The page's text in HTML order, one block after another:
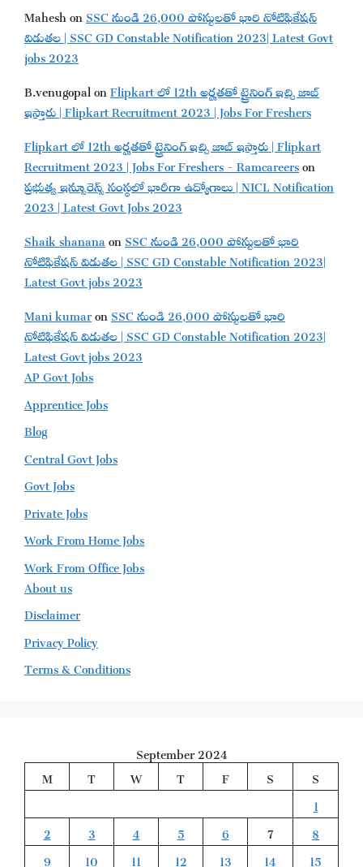
MaheshonSSC నుండి 26,000 పోస్టులతో భారి నోటిఫికేషన్
విడుతల | SSC GD Constable Notification 2023| Latest Govt
jobs 2023
B.venugopalonFlipkart లో 12th అర్హతతో ట్రైనింగ్ ఇచ్చి జాబ్
ఇస్తారు | Flipkart Recruitment 2023 | Jobs For Freshers
Flipkart లో 12th అర్హతతో ట్రైనింగ్ ఇచ్చి జాబ్ ఇస్తారు | Flipkart
Recruitment 2023 | Jobs For Freshers - Ramcareerson
ప్రభుత్వ ఇన్సూరెన్స్ సంస్థలో భారీగా ఉద్యోగాలు | NICL Notification
2023 | Latest Govt Jobs 2023
Shaik shananaonSSC నుండి 26,000 పోస్టులతో భారి
నోటిఫికేషన్ విడుతల | SSC GD Constable Notification 2023|
Latest Govt jobs 2023
Mani kumaronSSC నుండి 26,000 పోస్టులతో భారి
నోటిఫికేషన్ విడుతల | SSC GD Constable Notification 2023|
Latest Govt jobs 2023
AP Govt Jobs
Apprentice Jobs
Blog
Central Govt Jobs
Govt Jobs
Private Jobs
Work From Home Jobs
Work From Office Jobs
About us
Disclaimer
Privacy Policy
Terms & Conditions
September 2024
M
T W T F S
S
1
2
3 4 5 6 7
8
9
10 11 12 13 14 15